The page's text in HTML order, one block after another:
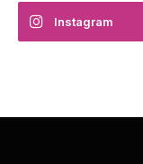
Instagram